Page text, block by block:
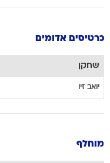
כרטיסים אדומים
שחקן
יואב זיו
מוחלף